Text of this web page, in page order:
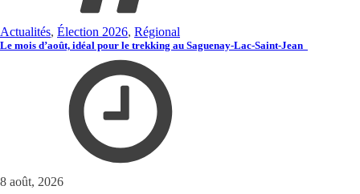
Actualités, Élection 2026, Régional
Le mois d’août, idéal pour le trekking au Saguenay-Lac-Saint-Jean
8 août, 2026